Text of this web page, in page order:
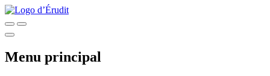
Menu principal